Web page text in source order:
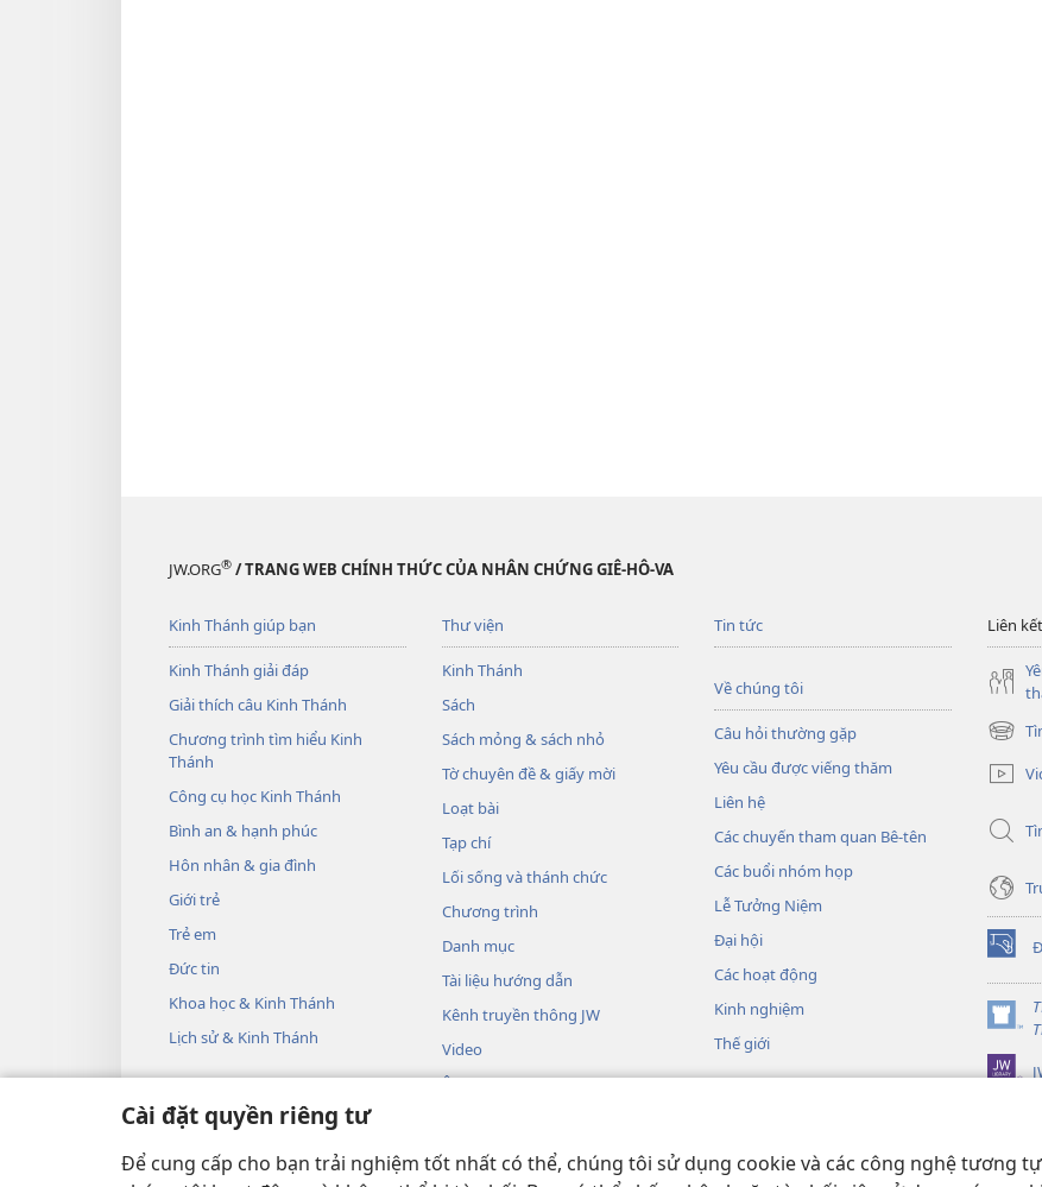
Cài đặt quyền riêng tư
Để cung cấp cho bạn trải nghiệm tốt nhất có thể, chúng tôi sử dụng cookie và các công nghệ tương
JW.ORG® / TRANG WEB CHÍNH THỨC CỦA NHÂN CHỨNG GIÊ-HÔ-VA
Kinh Thánh giúp bạn
Kinh Thánh giải đáp
Giải thích câu Kinh Thánh
Chương trình tìm hiểu Kinh
Thánh
Công cụ học Kinh Thánh
Bình an & hạnh phúc
Hôn nhân & gia đình
Giới trẻ
Trẻ em
Đức tin
Khoa học & Kinh Thánh
Lịch sử & Kinh Thánh
Thư viện
Kinh Thánh
Sách
Sách mỏng & sách nhỏ
Tờ chuyên đề & giấy mời
Loạt bài
Tạp chí
Lối sống và thánh chức
Chương trình
Danh mục
Tài liệu hướng dẫn
Kênh truyền thông JW
Video
Âm nhạc
Phần đọc Kinh Thánh sống động
Tin tức
Về chúng tôi
Câu hỏi thường gặp
Yêu cầu được viếng thăm
Liên hệ
Các chuyến tham quan Bê-tên
Các buổi nhóm họp
Lễ Tưởng Niệm
Đại hội
Các hoạt động
Kinh nghiệm
Thế giới
Liên
(mở
cửa
sổ
(mở
cửa
sổ
mới)
(mở
cửa
sổ